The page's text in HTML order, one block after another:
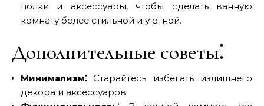
полки и аксессуары, чтобы сделать ванную
комнату более стильной и уютной.
Дополнительные советы⁚
Минимализм⁚Старайтесь избегать излишнего
декора и аксессуаров.